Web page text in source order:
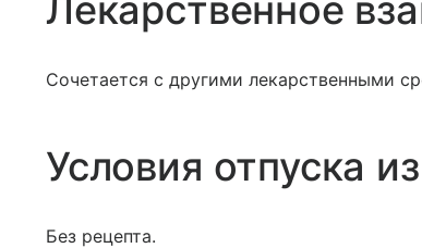
Лекарственное
Сочетается с другими лекарственными
Условия отпуска
Без рецепта.